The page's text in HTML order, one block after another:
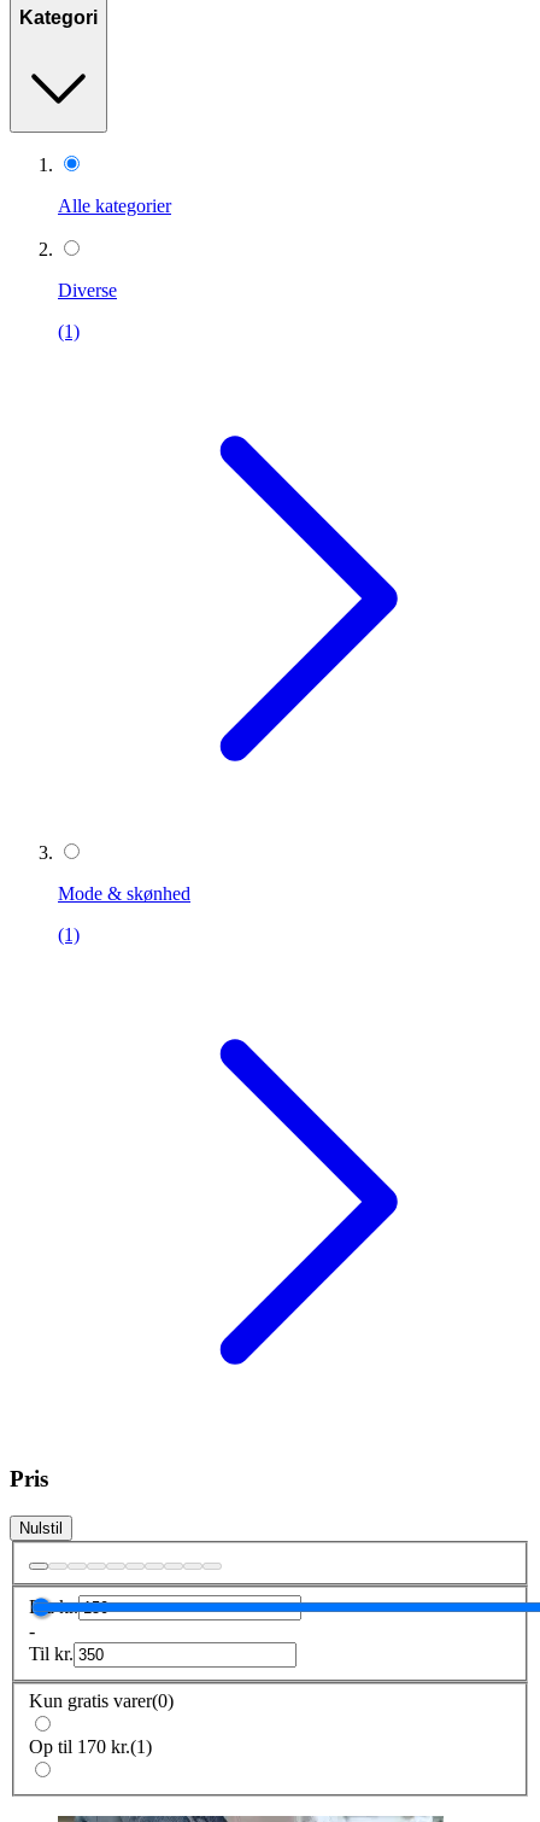
Kategori
Alle kategorier
Diverse
(1)
Mode & skønhed
(1)
Pris
Nulstil
Frakr.
-
Til kr.
Kun gratis varer(0)
Op til 170 kr.(1)